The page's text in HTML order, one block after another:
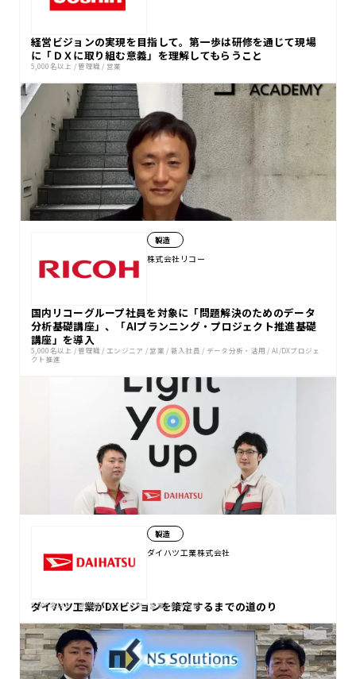
経営ビジョンの実現を目指して。第一歩は研修を通じて現場
に「ＤＸに取り組む意義」を理解してもらうこと
5,000名以上 / 管理職 / 営業
製造
株式会社リコー
国内リコーグループ社員を対象に「問題解決のためのデータ
分析基礎講座」、「AIプランニング・プロジェクト推進基礎
講座」を導入
5,000名以上 / 管理職 / エンジニア / 営業 / 新入社員 / データ分析・活用 / AI/DXプロジェ
クト推進
製造
ダイハツ工業株式会社
ダイハツ工業がDXビジョンを策定するまでの道のり
5,000名以上/管理職/エンジニア/ 営業/新入社員